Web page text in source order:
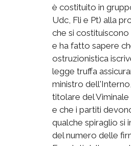
è costituito in
Udc, Fli e Pt) alla
che si
e ha fatto sapere
ostruzionistica
legge truffa
ministro
titolare del
e che i partiti
qualche spiraglio si
del numero delle